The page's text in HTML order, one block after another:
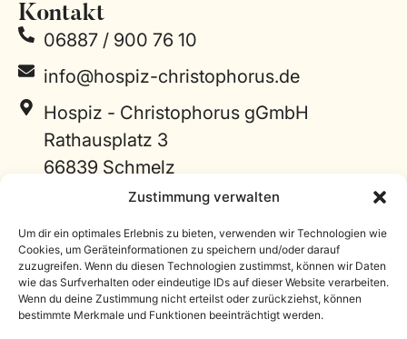
Zustimmung verwalten
Um dir ein optimales Erlebnis zu bieten, verwenden wir Technologien wie
Cookies, um Geräteinformationen zu speichern und/oder darauf
zuzugreifen. Wenn du diesen Technologien zustimmst, können wir Daten
wie das Surfverhalten oder eindeutige IDs auf dieser Website verarbeiten.
Wenn du deine Zustimmung nicht erteilst oder zurückziehst, können
bestimmte Merkmale und Funktionen beeinträchtigt werden.
Kontakt
06887 / 900 76 10
info@hospiz-christophorus.de
Hospiz - Christophorus gGmbH
Rathausplatz 3
66839 Schmelz
Zimmer-Patenschaften
Freie Spende